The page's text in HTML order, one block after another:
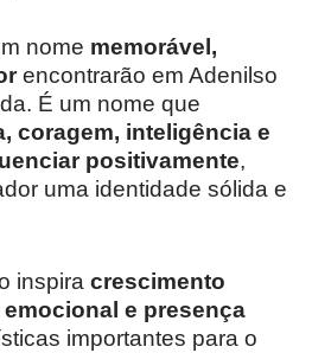
nome memorável,
encontrarão em Adenilso
É um nome que
coragem, inteligência e
positivamente,
uma identidade sólida e
inspira crescimento
e presença
importantes para o